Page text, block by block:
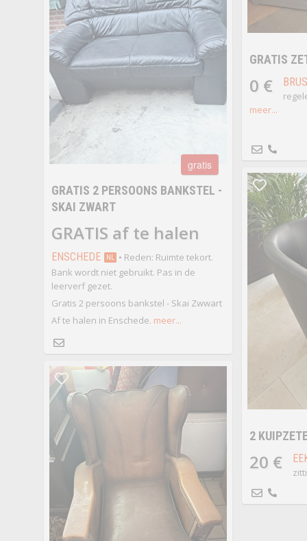
GRATIS
0 €
meer...
gratis
GRATIS 2 PERSOONS BANKSTEL -
SKAI ZWART
GRATIS af te halen
ENSCHEDE NL • Reden: Ruimte tekort.
Bank wordt niet gebruikt. Pas in de
leerverf gezet.
Gratis 2 persoons bankstel - Skai Zwwart
Af te halen in Enschede. meer...
2
20 €